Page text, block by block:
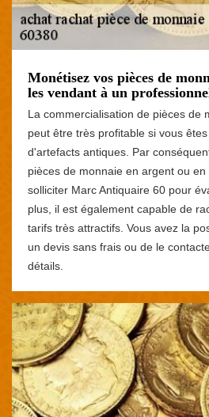
Monétisez vos pièces de
les vendant à un
La commercialisation de pièces de
peut être très profitable si vous
d'artefacts antiques. Par
pièces de monnaie en argent ou
solliciter Marc Antiquaire 60 pour
plus, il est également capable de
tarifs très attractifs. Vous avez la
un devis sans frais ou de le
détails.